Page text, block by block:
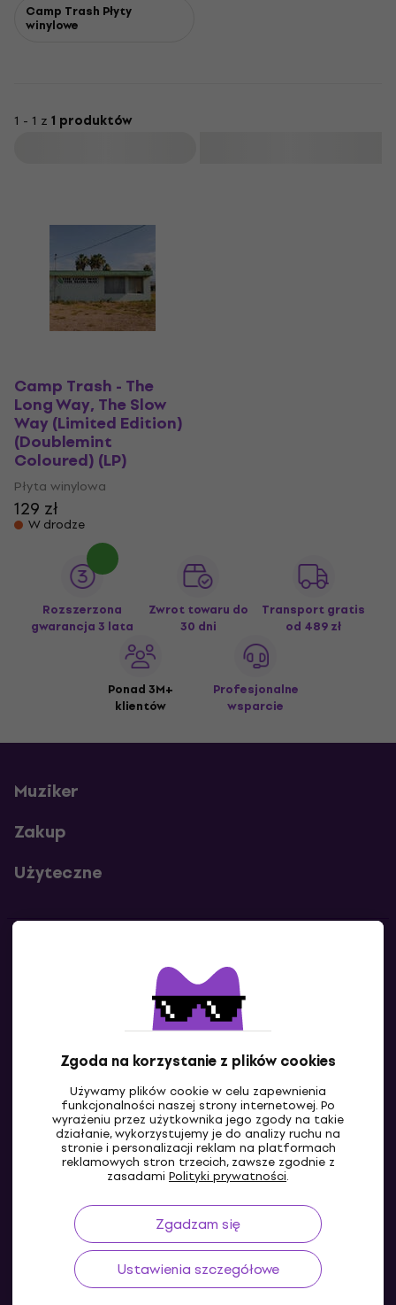
Zgoda na korzystanie z plików cookies
Używamy plików cookie w celu zapewnienia
funkcjonalności naszej strony internetowej. Po
wyrażeniu przez użytkownika jego zgody na takie
działanie, wykorzystujemy je do analizy ruchu na
stronie i personalizacji reklam na platformach
reklamowych stron trzecich, zawsze zgodnie z
zasadami Polityki prywatności.
Zgadzam się
Ustawienia szczegółowe
Camp Trash Płyty
winylowe
1 - 1 z 1 produktów
Camp Trash - The
Long Way, The Slow
Way (Limited Edition)
(Doublemint
Coloured) (LP)
Płyta winylowa
129 zł
W drodze
Rozszerzona
gwarancja 3 lata
Zwrot towaru do
30 dni
Transport gratis
od 489 zł
Ponad 3M+
klientów
Profesjonalne
wsparcie
Muziker
Zakup
Użyteczne
Skontaktuj się z nami
PL